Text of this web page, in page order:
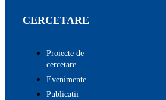
CERCETARE
Proiecte de
cercetare
Evenimente
Publicații